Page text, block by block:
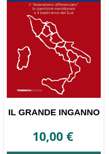
IL GRANDE INGANNO
10,00 €